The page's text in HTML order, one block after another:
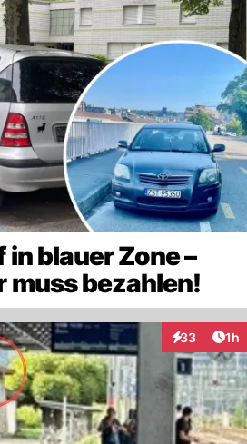
blauer Zone –
muss bezahlen!
33
Interaktionen
1h